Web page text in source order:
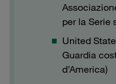
per la Serie
United
Guardia
d’America)